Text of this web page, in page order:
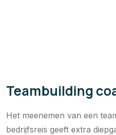
Teambuilding
Het meenemen van een
bedrijfsreis geeft extra